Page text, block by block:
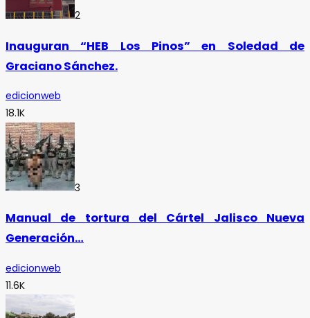
2
Inauguran “HEB Los Pinos” en Soledad de
Graciano Sánchez.
edicionweb
18.1K
3
Manual de tortura del Cártel Jalisco Nueva
Generación…
edicionweb
11.6K